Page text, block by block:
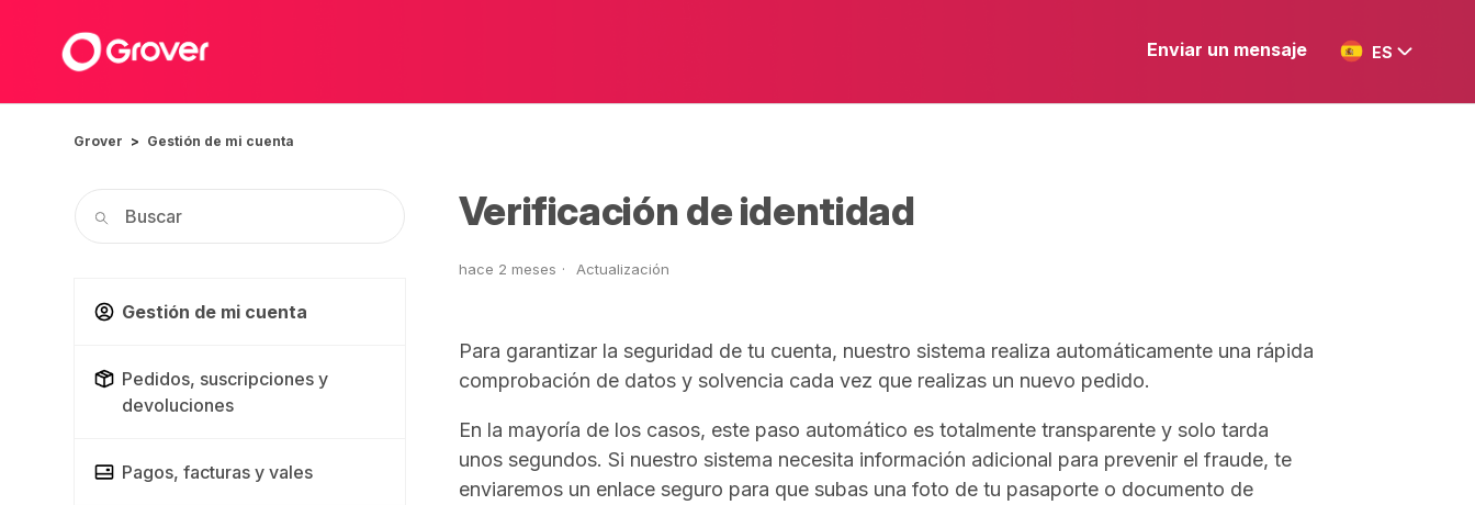
Enviar un mensaje ES
Grover Gestión de mi cuenta
Gestión de mi cuenta
Pedidos, suscripciones y
devoluciones
Pagos, facturas y vales
Verificación de identidad
hace 2 meses Actualización
Para garantizar la seguridad de tu cuenta, nuestro sistema realiza automáticamente una rápida
comprobación de datos y solvencia cada vez que realizas un nuevo pedido.
En la mayoría de los casos, este paso automático es totalmente transparente y solo tarda
unos segundos. Si nuestro sistema necesita información adicional para prevenir el fraude, te
enviaremos un enlace seguro para que subas una foto de tu pasaporte o documento de